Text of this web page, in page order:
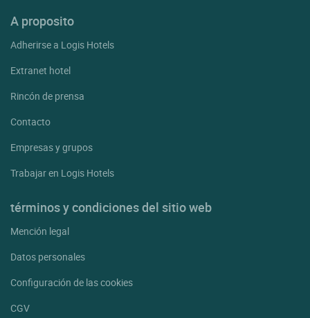
A proposito
Adherirse a Logis Hotels
Extranet hotel
Rincón de prensa
Contacto
Empresas y grupos
Trabajar en Logis Hotels
términos y condiciones del sitio web
Mención legal
Datos personales
Configuración de las cookies
CGV